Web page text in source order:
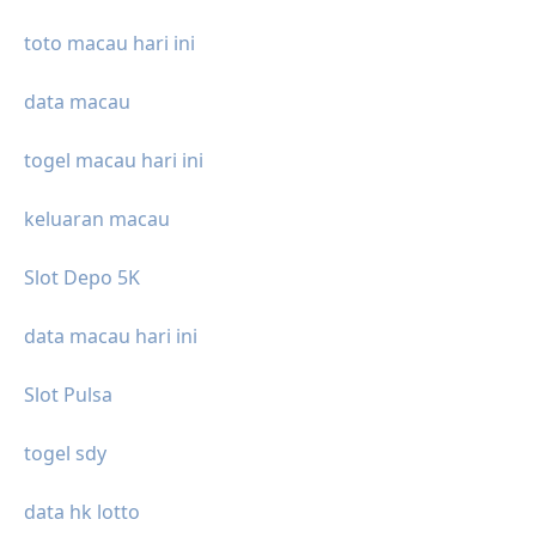
toto macau hari ini
data macau
togel macau hari ini
keluaran macau
Slot Depo 5K
data macau hari ini
Slot Pulsa
togel sdy
data hk lotto